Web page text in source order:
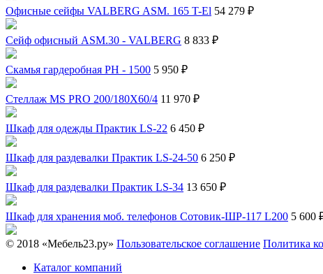
Офисные сейфы VALBERG ASM. 165 T-El 54 279 ₽
Сейф офисный ASM.30 - VALBERG 8 833 ₽
Скамья гардеробная PH - 1500 5 950 ₽
Стеллаж MS PRO 200/180X60/4 11 970 ₽
Шкаф для одежды Практик LS-22 6 450 ₽
Шкаф для раздевалки Практик LS-24-50 6 250 ₽
Шкаф для раздевалки Практик LS-34 13 650 ₽
Шкаф для хранения моб. телефонов Сотовик-ШР-117 L200 5 600
© 2018 «Мебель23.ру» Пользовательское соглашение Политика
Каталог компаний